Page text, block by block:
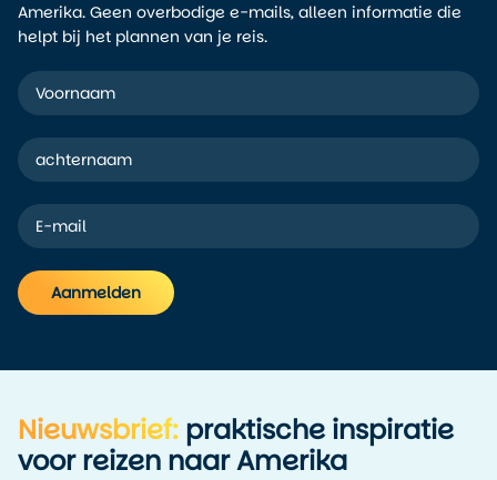
Amerika. Geen overbodige e-mails, alleen informatie die
helpt bij het plannen van je reis.
Aanmelden
Nieuwsbrief: praktische inspiratie
voor reizen naar Amerika